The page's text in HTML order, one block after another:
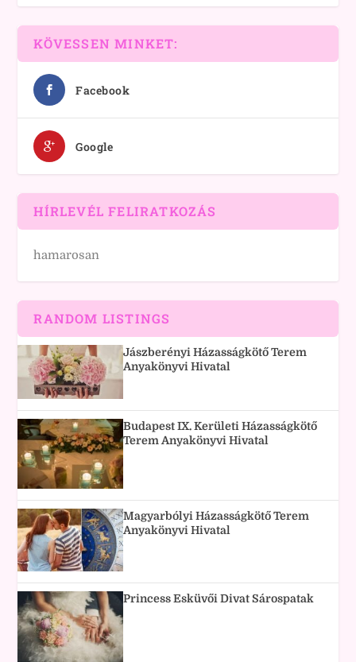
KÖVESSEN MINKET:
Facebook
Google
HÍRLEVÉL FELIRATKOZÁS
hamarosan
RANDOM LISTINGS
Jászberényi Házasságkötő Terem
Anyakönyvi Hivatal
Budapest IX. Kerületi Házasságkötő
Terem Anyakönyvi Hivatal
Magyarbólyi Házasságkötő Terem
Anyakönyvi Hivatal
Princess Esküvői Divat Sárospatak